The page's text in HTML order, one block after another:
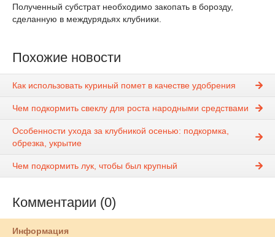
Полученный субстрат необходимо закопать в борозду,
сделанную в междурядьях клубники.
Похожие новости
Как использовать куриный помет в качестве удобрения
Чем подкормить свеклу для роста народными средствами
Особенности ухода за клубникой осенью: подкормка,
обрезка, укрытие
Чем подкормить лук, чтобы был крупный
Комментарии (0)
Информация